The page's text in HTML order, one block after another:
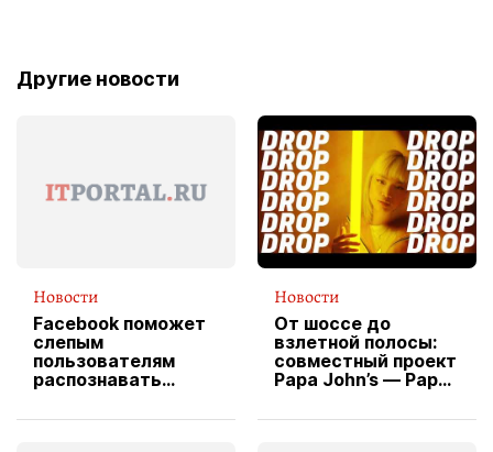
Другие новости
Новости
Facebook поможет
слепым
пользователям
распознавать
Новости
От шоссе до
взлетной полосы:
совместный проект
Papa John’s — Papa
вводит